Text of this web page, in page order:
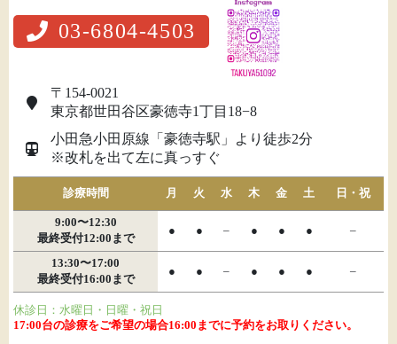
03-6804-4503
〒154-0021
東京都世田谷区豪徳寺1丁目18−8
小田急小田原線「豪徳寺駅」より徒歩2分
※改札を出て左に真っすぐ
休診日：水曜日・日曜・祝日
17:00台の診療をご希望の場合16:00までに予約をお取りください。
診療時間 月 火 水 木 金 土 日・祝
9:00〜12:30
最終受付12:00まで
● ● – ● ● ● –
13:30〜17:00
最終受付16:00まで
● ● – ● ● ● –